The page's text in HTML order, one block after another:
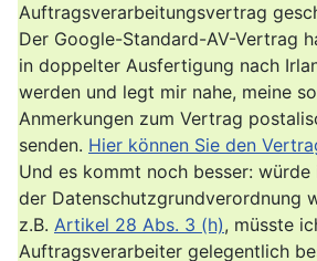
Auftragsverarbeitungsvertrag
Der Google-Standard-AV-Vertrag
in doppelter Ausfertigung nach
werden und legt mir nahe, meine
Anmerkungen zum Vertrag
senden. Hier können Sie den
Und es kommt noch besser:
der Datenschutzgrundverordnung
z.B. Artikel 28 Abs. 3 (h), müsste
Auftragsverarbeiter gelegentlich